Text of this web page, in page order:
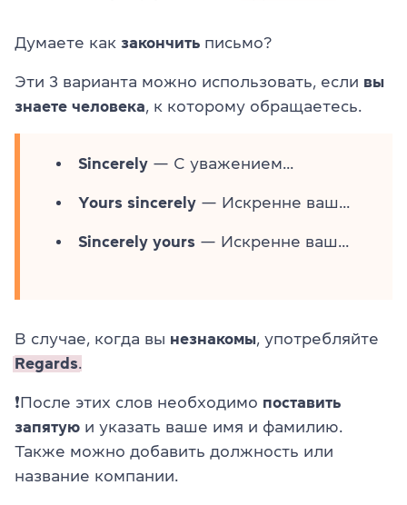
Думаете как закончить письмо?
Эти 3 варианта можно использовать, если вы
знаете человека , к которому обращаетесь.
Sincerely — С уважением...
Yours sincerely — Искренне ваш...
Sincerely yours — Искренне ваш...
В случае, когда вы незнакомы , употребляйте
Regards
❗После этих слов необходимо поставить
запятую и указать ваше имя и фамилию.
Также можно добавить должность или
название компании.